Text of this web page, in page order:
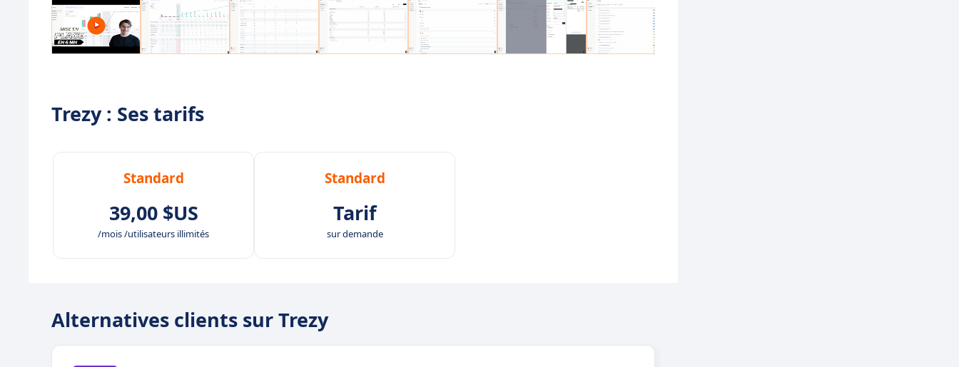
Trezy : Ses tarifs
Standard
39,00 $US
/mois /utilisateurs illimités
Standard
Tarif
sur demande
Alternatives clients sur Trezy